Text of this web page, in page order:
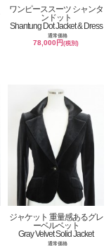
ワンピーススーツ シャンタ
ンドット
Shantung Dot Jacket & Dress
通常価格
78,000円(税別)
ジャケット 重量感あるグレ
ーベルベット
Gray Velvet Solid Jacket
通常価格